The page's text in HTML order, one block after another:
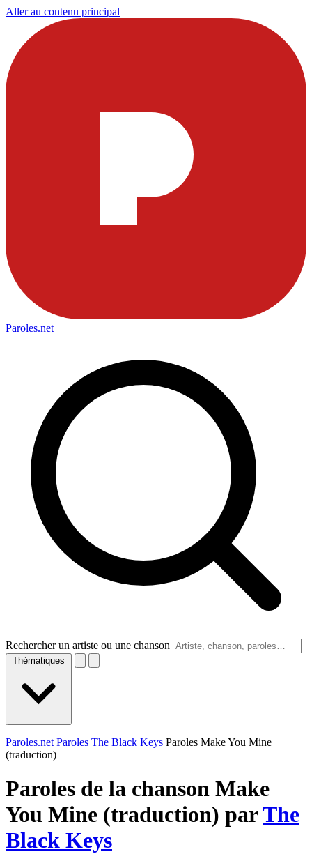
Aller au contenu principal
Paroles.net
Rechercher un artiste ou une chanson
Thématiques
Paroles.net Paroles The Black Keys Paroles Make You Mine
(traduction)
Paroles de la chanson Make
You Mine (traduction) parThe
Black Keys